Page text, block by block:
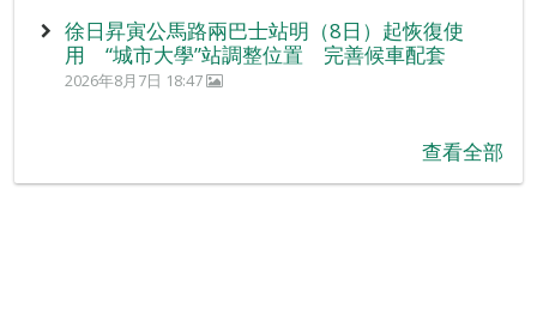
徐日昇寅公馬路兩巴士站明（8日）起恢復使
用 “城市大學”站調整位置 完善候車配套
2026年8月7日 18:47
查看全部